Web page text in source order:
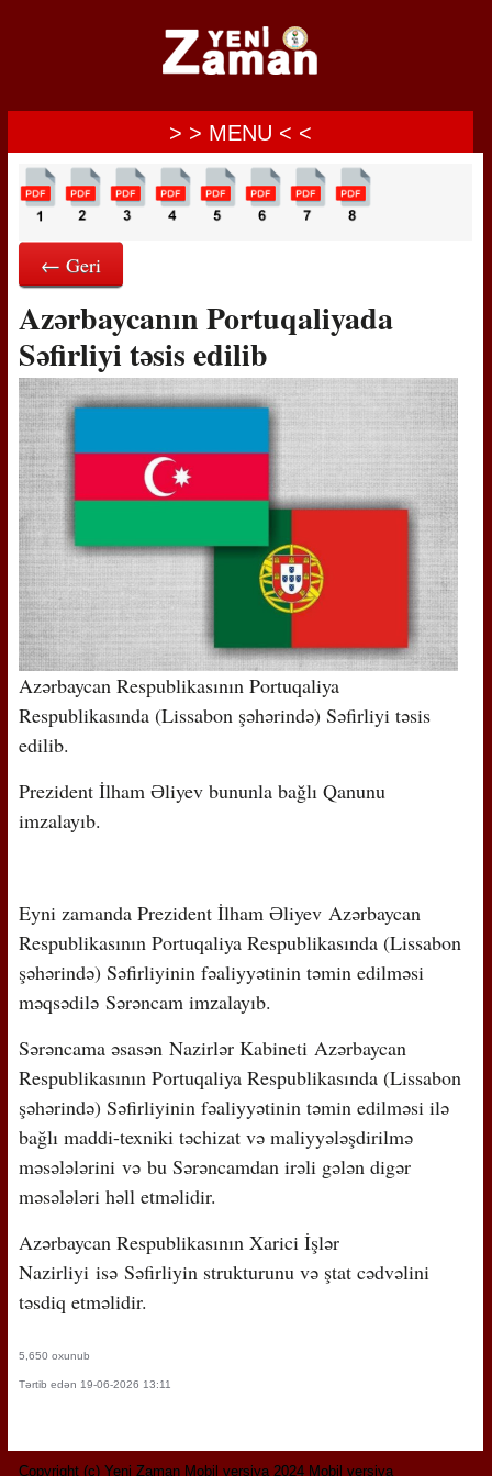
> > MENU < <
← Geri
Azərbaycanın Portuqaliyada
Səfirliyi təsis edilib
Azərbaycan Respublikasının Portuqaliya
Respublikasında (Lissabon şəhərində) Səfirliyi təsis
edilib.
Prezident İlham Əliyev bununla bağlı Qanunu
imzalayıb.
Eyni zamanda Prezident İlham Əliyev Azərbaycan
Respublikasının Portuqaliya Respublikasında (Lissabon
şəhərində) Səfirliyinin fəaliyyətinin təmin edilməsi
məqsədilə Sərəncam imzalayıb.
Sərəncama əsasən Nazirlər Kabineti Azərbaycan
Respublikasının Portuqaliya Respublikasında (Lissabon
şəhərində) Səfirliyinin fəaliyyətinin təmin edilməsi ilə
bağlı maddi-texniki təchizat və maliyyələşdirilmə
məsələlərini və bu Sərəncamdan irəli gələn digər
məsələləri həll etməlidir.
Azərbaycan Respublikasının Xarici İşlər
Nazirliyi isə Səfirliyin strukturunu və ştat cədvəlini
təsdiq etməlidir.
5,650 oxunub
Tərtib edən 19-06-2026 13:11
Copyright (c) Yeni Zaman Mobil versiya 2024 Mobil versiya